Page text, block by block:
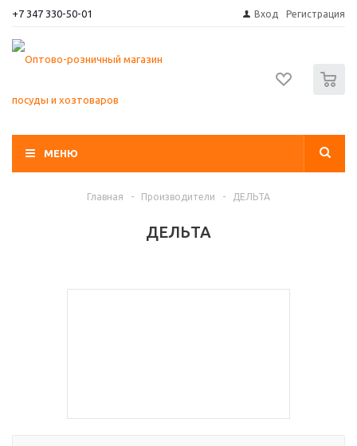
+7 347 330-50-01 Вход Регистрация
МЕНЮ
Главная - Производители - ДЕЛЬТА
ДЕЛЬТА